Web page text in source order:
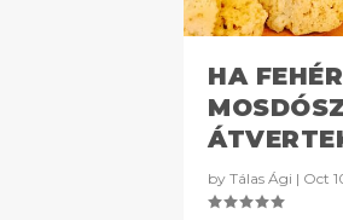
HA
by Tálas Ági | Oct